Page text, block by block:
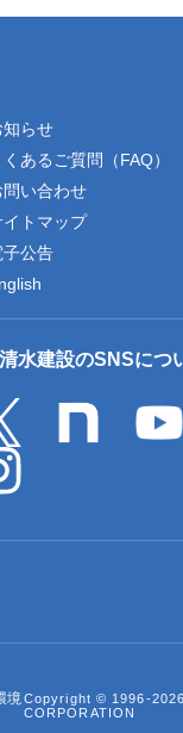
知らせ
くあるご質問（FAQ）
問い合わせ
イトマップ
子公告
清水建設のSNSにつ
境 Copyright © 1996-
CORPORATION